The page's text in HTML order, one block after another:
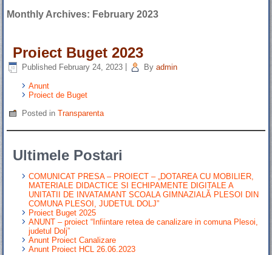
Monthly Archives: February 2023
Proiect Buget 2023
Published February 24, 2023 By admin
Anunt
Proiect de Buget
Posted in Transparenta
Ultimele Postari
COMUNICAT PRESA – PROIECT – „DOTAREA CU MOBILIER,
MATERIALE DIDACTICE SI ECHIPAMENTE DIGITALE A
UNITATII DE INVATAMANT SCOALA GIMNAZIALĂ PLESOI DIN
COMUNA PLESOI, JUDETUL DOLJ”
Proiect Buget 2025
ANUNT – proiect “Infiintare retea de canalizare in comuna Plesoi,
judetul Dolj”
Anunt Proiect Canalizare
Anunt Proiect HCL 26.06.2023